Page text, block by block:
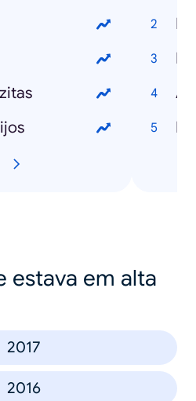
A
estava em alta
2017
2016